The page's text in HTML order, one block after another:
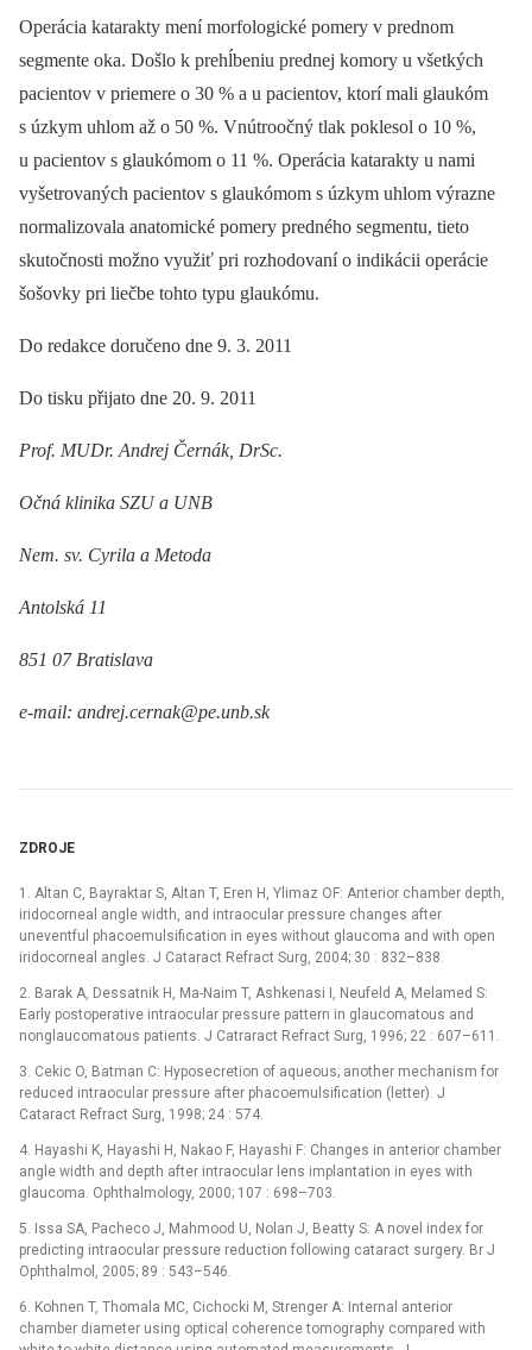
Operácia katarakty mení morfologické pomery v prednom
segmente oka. Došlo k prehĺbeniu prednej komory u všetkých
pacientov v priemere o 30 % a u pacientov, ktorí mali glaukóm
s úzkym uhlom až o 50 %. Vnútroočný tlak poklesol o 10 %,
u pacientov s glaukómom o 11 %. Operácia katarakty u nami
vyšetrovaných pacientov s glaukómom s úzkym uhlom výrazne
normalizovala anatomické pomery predného segmentu, tieto
skutočnosti možno využiť pri rozhodovaní o indikácii operácie
šošovky pri liečbe tohto typu glaukómu.
Do redakce doručeno dne 9. 3. 2011
Do tisku přijato dne 20. 9. 2011
Prof. MUDr. Andrej Černák, DrSc.
Očná klinika SZU a UNB
Nem. sv. Cyrila a Metoda
Antolská 11
851 07 Bratislava
e-mail: andrej.cernak@pe.unb.sk
ZDROJE
1. Altan C, Bayraktar S, Altan T, Eren H, Ylimaz OF: Anterior chamber depth,
iridocorneal angle width, and intraocular pressure changes after
uneventful phacoemulsification in eyes without glaucoma and with open
iridocorneal angles. J Cataract Refract Surg, 2004; 30 : 832–838.
2. Barak A, Dessatnik H, Ma-Naim T, Ashkenasi I, Neufeld A, Melamed S:
Early postoperative intraocular pressure pattern in glaucomatous and
nonglaucomatous patients. J Catraract Refract Surg, 1996; 22 : 607–611.
3. Cekic O, Batman C: Hyposecretion of aqueous; another mechanism for
reduced intraocular pressure after phacoemulsification (letter). J
Cataract Refract Surg, 1998; 24 : 574.
4. Hayashi K, Hayashi H, Nakao F, Hayashi F: Changes in anterior chamber
angle width and depth after intraocular lens implantation in eyes with
glaucoma. Ophthalmology, 2000; 107 : 698–703.
5. Issa SA, Pacheco J, Mahmood U, Nolan J, Beatty S: A novel index for
predicting intraocular pressure reduction following cataract surgery. Br J
Ophthalmol, 2005; 89 : 543–546.
6. Kohnen T, Thomala MC, Cichocki M, Strenger A: Internal anterior
chamber diameter using optical coherence tomography compared with